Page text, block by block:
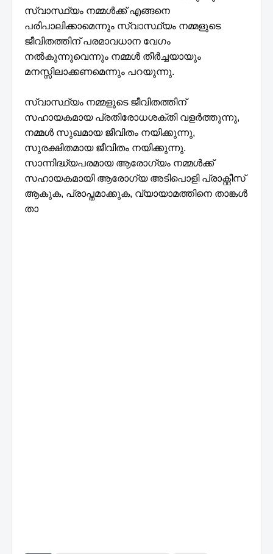
സ്വാസ്ഥ്യം നമ്മൾക്ക് എങ്ങനെ
പരിപാലിക്കാമെന്നും സ്വാസ്ഥ്യം നമ്മളുടെ
ജീവിതത്തിന് പരമാവധാന വേഗം
നൽകുന്നുവെന്നും നമ്മൾ തീർച്ചയായും
മനസ്സിലാക്കണമെന്നും പറയുന്നു.
സ്വാസ്ഥ്യം നമ്മളുടെ ജീവിതത്തിന്
സഹായകമായ പ്രതിരോധശക്തി വളർത്തുന്നു,
നമ്മൾ സുഖമായ ജീവിതം നയിക്കുന്നു,
സുരക്ഷിതമായ ജീവിതം നയിക്കുന്നു.
സാന്നിദ്ധ്യപരമായ ആരോഗ്യം നമ്മൾക്ക്
സഹായകമായി ആരോഗ്യ അടിപൊളി പ്രാക്റ്റീസ്
ആകുക, പ്രാപ്തമാക്കുക, വ്യായാമത്തിനെ താങ്കൾ
താ